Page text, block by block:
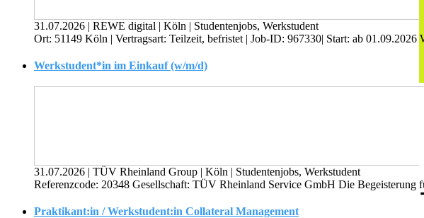
31.07.2026 | REWE digital | Köln | Studentenjobs, Werkstudent
Ort: 51149 Köln | Vertragsart: Teilzeit, befristet | Job-ID: 967330| Start: ab
Werkstudent*in im Einkauf (w/m/d)
31.07.2026 | TÜV Rheinland Group | Köln | Studentenjobs, Werkstudent
Referenzcode: 20348 Gesellschaft: TÜV Rheinland Service GmbH Die
Praktikant:in / Werkstudent:in Collateral Management